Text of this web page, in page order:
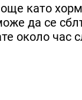
като
да се
около час